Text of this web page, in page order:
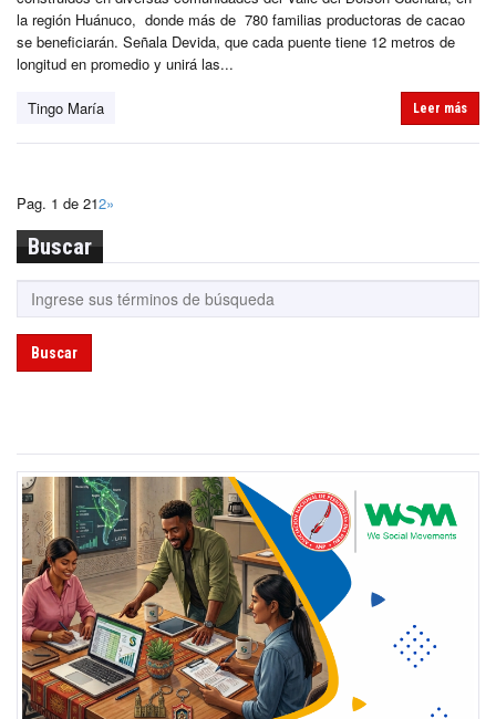
la región Huánuco, donde más de 780 familias productoras de cacao
se beneficiarán. Señala Devida, que cada puente tiene 12 metros de
longitud en promedio y unirá las...
Tingo María Leer más
Pag. 1 de 212»
Buscar
Buscar